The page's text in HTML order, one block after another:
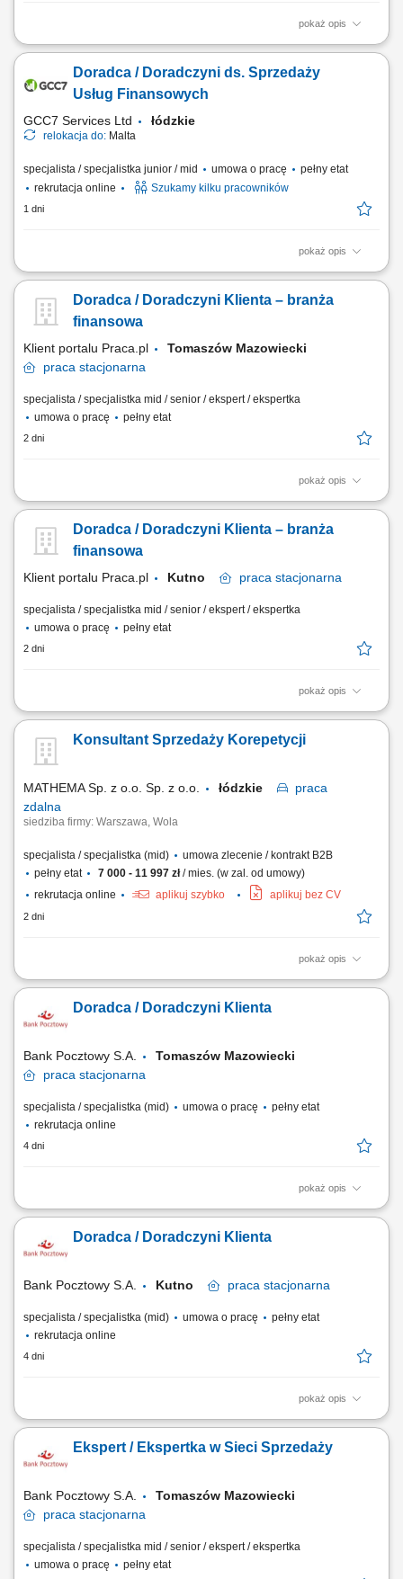
pokaż opis
Zakres obowiązków: Telefoniczny kontakt z klientami zainteresowanymi
edukacji finansowej. Budowanie długofalowych relacji z klientami oraz
pozyskiwanie nowych odbiorców dla partnerów biznesowych.
Doradca / Doradczyni ds. Sprzedaży
Usług Finansowych
GCC7 Services Ltd łódzkie
relokacja do: Malta
specjalista / specjalistka junior / mid umowa o pracę
pełny etat
rekrutacja online
Szukamy kilku pracowników
1 dni
pokaż opis
Zakres obowiązków: Prowadzenie telefonicznych rozmów z klientami
tym szkoleń z zakresu edukacji finansowej. Budowanie relacji z
klientami oraz pozyskiwanie nowych kontaktów dla partnerów
Doradca / Doradczyni Klienta – branża
finansowa
Klient portalu Praca.pl
Tomaszów Mazowiecki
praca stacjonarna
specjalista / specjalistka mid / senior / ekspert / ekspertka
umowa o pracę
pełny etat
2 dni
pokaż opis
Aktywne pozyskiwanie klientów i budowanie z nimi długofalowych
odpowiednich rozwiązań finansowych. Sprzedaż produktów
bankowych, w tym funduszy inwestycyjnych. Operacyjna obsługa
Doradca / Doradczyni Klienta – branża
finansowa
Klient portalu Praca.pl Kutno praca stacjonarna
specjalista / specjalistka mid / senior / ekspert / ekspertka
umowa o pracę
pełny etat
2 dni
pokaż opis
Aktywne pozyskiwanie klientów i budowanie z nimi długofalowych
odpowiednich rozwiązań finansowych. Sprzedaż produktów
bankowych, w tym funduszy inwestycyjnych. Operacyjna obsługa
Konsultant Sprzedaży Korepetycji
MATHEMA Sp. z o.o. Sp. z o.o. łódzkie
praca
zdalna
siedziba firmy: Warszawa, Wola
specjalista / specjalistka (mid)
umowa zlecenie / kontrakt B2B
pełny etat
7 000 - 11 997 zł/ mies. (w zal. od umowy)
rekrutacja online
aplikuj szybko aplikuj bez CV
2 dni
pokaż opis
Opis stanowiska: Zapewniamy ciepłą bazę klientów – zainteresowani
klientów, wykonujemy połączenia przez IP-telefon i zapisujemy
wszystkie działania. Kontakt z rodzicem (telefon/SMS), analiza potrzeb
Doradca / Doradczyni Klienta
Bank Pocztowy S.A.
Tomaszów Mazowiecki
praca stacjonarna
specjalista / specjalistka (mid) umowa o pracę
pełny etat
rekrutacja online
4 dni
pokaż opis
Twój zakres obowiązków diagnozowanie potrzeb i oczekiwań Klientów,
sprzedażowych, kształtowanie pozytywnego wizerunku Banku poprzez
wysoką jakość obsługi, operacyjna obsługa Klientów detalicznych,
Doradca / Doradczyni Klienta
Bank Pocztowy S.A. Kutno praca stacjonarna
specjalista / specjalistka (mid) umowa o pracę
pełny etat
rekrutacja online
4 dni
pokaż opis
Twój zakres obowiązków diagnozowanie potrzeb i oczekiwań Klientów,
sprzedażowych, kształtowanie pozytywnego wizerunku Banku poprzez
wysoką jakość obsługi, operacyjna obsługa Klientów detalicznych,
Ekspert / Ekspertka w Sieci Sprzedaży
Bank Pocztowy S.A.
Tomaszów Mazowiecki
praca stacjonarna
specjalista / specjalistka mid / senior / ekspert / ekspertka
umowa o pracę
pełny etat